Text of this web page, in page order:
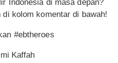
Indonesia di masa depan?
kolom komentar di bawah!
#ebtheroes
Kaffah